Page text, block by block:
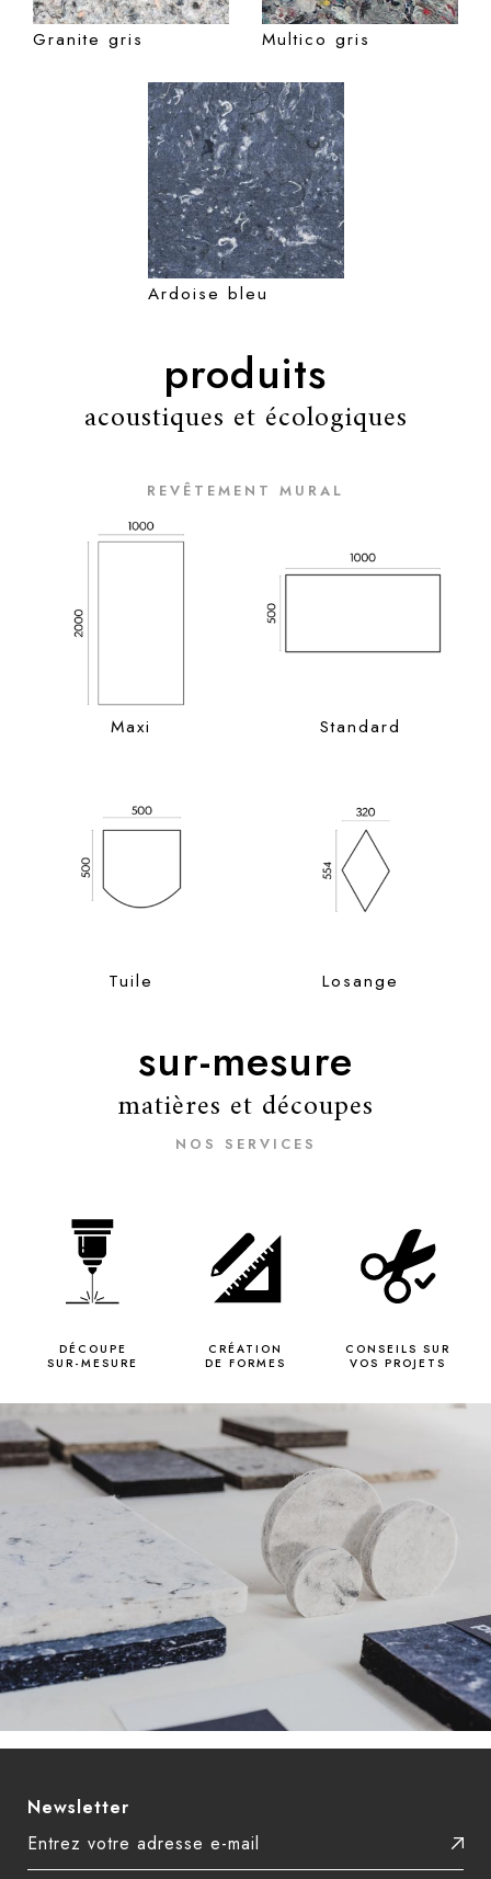
Granite gris Multico gris
Ardoise bleu
produits
acoustiques et écologiques
REVÊTEMENT MURAL
Maxi Standard
Tuile Losange
sur-mesure
matières et découpes
NOS SERVICES
DÉCOUPE
SUR-MESURE
CRÉATION
DE FORMES
CONSEILS SUR
VOS PROJETS
Newsletter